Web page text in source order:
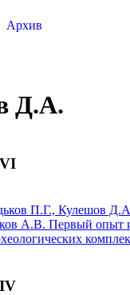
Архив
Д.А.
П.Г., Кулешов
А.В. Первый опыт